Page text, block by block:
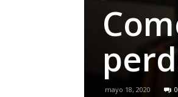
mayo 18, 2020 0